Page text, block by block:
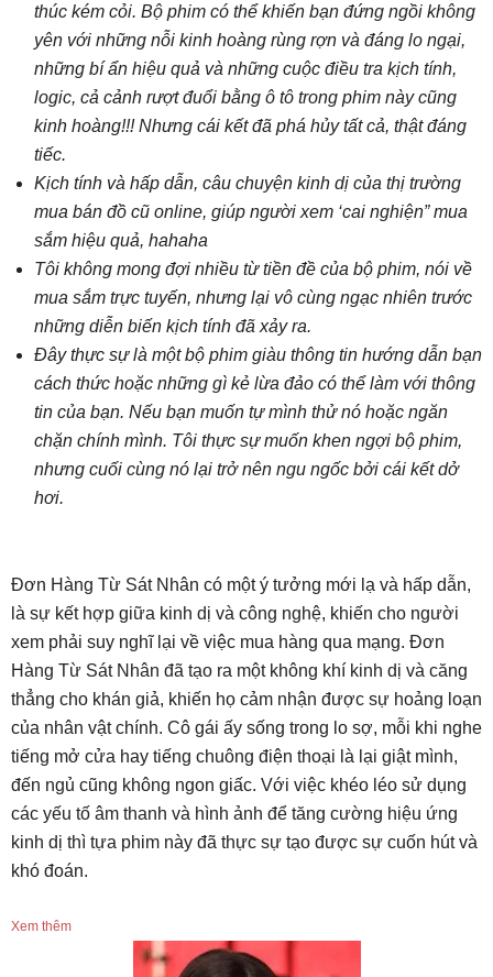
thúc kém cỏi. Bộ phim có thể khiến bạn đứng ngồi không
yên với những nỗi kinh hoàng rùng rợn và đáng lo ngại,
những bí ẩn hiệu quả và những cuộc điều tra kịch tính,
logic, cả cảnh rượt đuổi bằng ô tô trong phim này cũng
kinh hoàng!!! Nhưng cái kết đã phá hủy tất cả, thật đáng
tiếc.
Kịch tính và hấp dẫn, câu chuyện kinh dị của thị trường
mua bán đồ cũ online, giúp người xem ‘cai nghiện” mua
sắm hiệu quả, hahaha
Tôi không mong đợi nhiều từ tiền đề của bộ phim, nói về
mua sắm trực tuyến, nhưng lại vô cùng ngạc nhiên trước
những diễn biến kịch tính đã xảy ra.
Đây thực sự là một bộ phim giàu thông tin hướng dẫn bạn
cách thức hoặc những gì kẻ lừa đảo có thể làm với thông
tin của bạn. Nếu bạn muốn tự mình thử nó hoặc ngăn
chặn chính mình. Tôi thực sự muốn khen ngợi bộ phim,
nhưng cuối cùng nó lại trở nên ngu ngốc bởi cái kết dở
hơi.
Đơn Hàng Từ Sát Nhân có một ý tưởng mới lạ và hấp dẫn,
là sự kết hợp giữa kinh dị và công nghệ, khiến cho người
xem phải suy nghĩ lại về việc mua hàng qua mạng. Đơn
Hàng Từ Sát Nhân đã tạo ra một không khí kinh dị và căng
thẳng cho khán giả, khiến họ cảm nhận được sự hoảng loạn
của nhân vật chính. Cô gái ấy sống trong lo sợ, mỗi khi nghe
tiếng mở cửa hay tiếng chuông điện thoại là lại giật mình,
đến ngủ cũng không ngon giấc. Với việc khéo léo sử dụng
các yếu tố âm thanh và hình ảnh để tăng cường hiệu ứng
kinh dị thì tựa phim này đã thực sự tạo được sự cuốn hút và
khó đoán.
Xem thêm